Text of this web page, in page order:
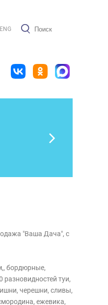
ENG
"Ваша Дача", с
бордюрные,
разновидностей туи,
черешни, сливы,
ежевика,